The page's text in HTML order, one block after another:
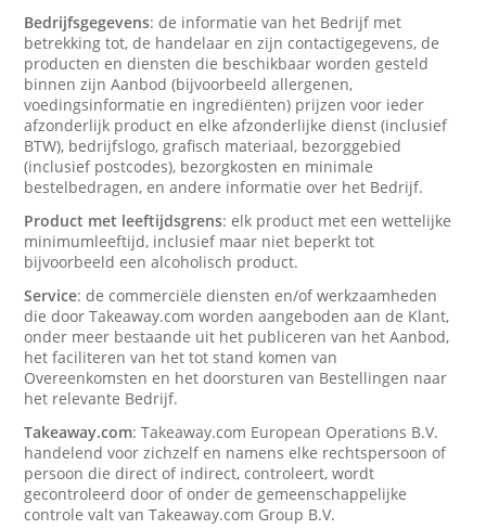
Bedrijfsgegevens: de informatie van het Bedrijf met
betrekking tot, de handelaar en zijn contactigegevens, de
producten en diensten die beschikbaar worden gesteld
binnen zijn Aanbod (bijvoorbeeld allergenen,
voedingsinformatie en ingrediënten) prijzen voor ieder
afzonderlijk product en elke afzonderlijke dienst (inclusief
BTW), bedrijfslogo, grafisch materiaal, bezorggebied
(inclusief postcodes), bezorgkosten en minimale
bestelbedragen, en andere informatie over het Bedrijf.
Product met leeftijdsgrens: elk product met een wettelijke
minimumleeftijd, inclusief maar niet beperkt tot
bijvoorbeeld een alcoholisch product.
Service: de commerciële diensten en/of werkzaamheden
die door Takeaway.com worden aangeboden aan de Klant,
onder meer bestaande uit het publiceren van het Aanbod,
het faciliteren van het tot stand komen van
Overeenkomsten en het doorsturen van Bestellingen naar
het relevante Bedrijf.
Takeaway.com: Takeaway.com European Operations B.V.
handelend voor zichzelf en namens elke rechtspersoon of
persoon die direct of indirect, controleert, wordt
gecontroleerd door of onder de gemeenschappelijke
controle valt van Takeaway.com Group B.V.